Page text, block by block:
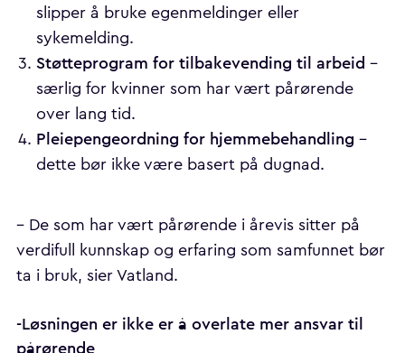
slipper å bruke egenmeldinger eller
sykemelding.
Støtteprogram for tilbakevending til arbeid –
særlig for kvinner som har vært pårørende
over lang tid.
Pleiepengeordning for hjemmebehandling –
dette bør ikke være basert på dugnad.
– De som har vært pårørende i årevis sitter på
verdifull kunnskap og erfaring som samfunnet bør
ta i bruk, sier Vatland.
-Løsningen er ikke er å overlate mer ansvar til